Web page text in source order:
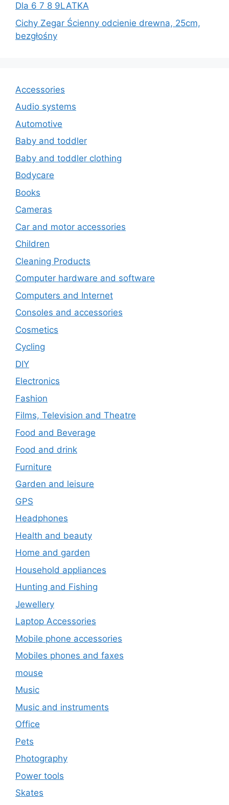
Dla 6 7 8 9LATKA
Cichy Zegar Ścienny odcienie drewna, 25cm,
bezgłośny
Accessories
Audio systems
Automotive
Baby and toddler
Baby and toddler clothing
Bodycare
Books
Cameras
Car and motor accessories
Children
Cleaning Products
Computer hardware and software
Computers and Internet
Consoles and accessories
Cosmetics
Cycling
DIY
Electronics
Fashion
Films, Television and Theatre
Food and Beverage
Food and drink
Furniture
Garden and leisure
GPS
Headphones
Health and beauty
Home and garden
Household appliances
Hunting and Fishing
Jewellery
Laptop Accessories
Mobile phone accessories
Mobiles phones and faxes
mouse
Music
Music and instruments
Office
Pets
Photography
Power tools
Skates